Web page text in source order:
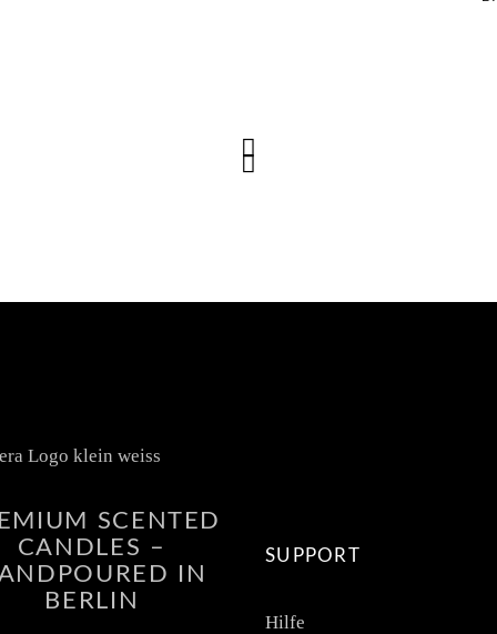
SCENTED
CANDLES –
IN
BERLIN
SUPPORT
Hilfe